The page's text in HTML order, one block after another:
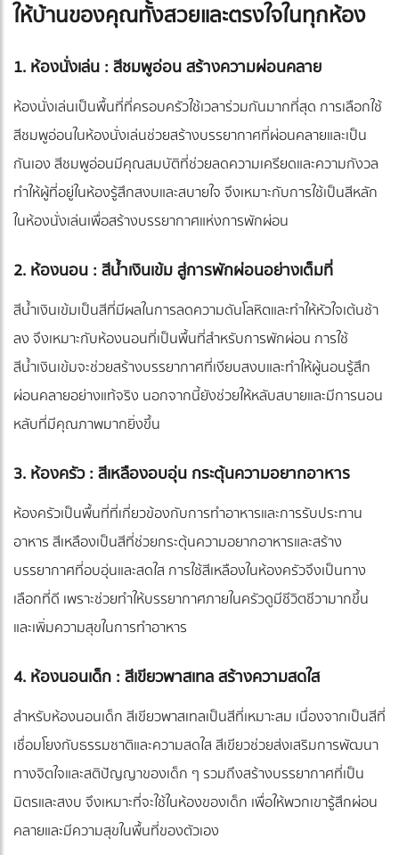
ให้บ้านของคุณทั้งสวยและตรงใจในทุกห้อง
1. ห้องนั่งเล่น : สีชมพูอ่อน สร้างความผ่อนคลาย
ห้องนั่งเล่นเป็นพื้นที่ที่ครอบครัวใช้เวลาร่วมกันมากที่สุด การเลือกใช้
สีชมพูอ่อนในห้องนั่งเล่นช่วยสร้างบรรยากาศที่ผ่อนคลายและเป็น
กันเอง สีชมพูอ่อนมีคุณสมบัติที่ช่วยลดความเครียดและความกังวล
ทำให้ผู้ที่อยู่ในห้องรู้สึกสงบและสบายใจ จึงเหมาะกับการใช้เป็นสีหลัก
ในห้องนั่งเล่นเพื่อสร้างบรรยากาศแห่งการพักผ่อน
2. ห้องนอน : สีน้ำเงินเข้ม สู่การพักผ่อนอย่างเต็มที่
สีน้ำเงินเข้มเป็นสีที่มีผลในการลดความดันโลหิตและทำให้หัวใจเต้นช้า
ลง จึงเหมาะกับห้องนอนที่เป็นพื้นที่สำหรับการพักผ่อน การใช้
สีน้ำเงินเข้มจะช่วยสร้างบรรยากาศที่เงียบสงบและทำให้ผู้นอนรู้สึก
ผ่อนคลายอย่างแท้จริง นอกจากนี้ยังช่วยให้หลับสบายและมีการนอน
หลับที่มีคุณภาพมากยิ่งขึ้น
3. ห้องครัว : สีเหลืองอบอุ่น กระตุ้นความอยากอาหาร
ห้องครัวเป็นพื้นที่ที่เกี่ยวข้องกับการทำอาหารและการรับประทาน
อาหาร สีเหลืองเป็นสีที่ช่วยกระตุ้นความอยากอาหารและสร้าง
บรรยากาศที่อบอุ่นและสดใส การใช้สีเหลืองในห้องครัวจึงเป็นทาง
เลือกที่ดี เพราะช่วยทำให้บรรยากาศภายในครัวดูมีชีวิตชีวามากขึ้น
และเพิ่มความสุขในการทำอาหาร
4. ห้องนอนเด็ก : สีเขียวพาสเทล สร้างความสดใส
สำหรับห้องนอนเด็ก สีเขียวพาสเทลเป็นสีที่เหมาะสม เนื่องจากเป็นสีที่
เชื่อมโยงกับธรรมชาติและความสดใส สีเขียวช่วยส่งเสริมการพัฒนา
ทางจิตใจและสติปัญญาของเด็ก ๆ รวมถึงสร้างบรรยากาศที่เป็น
มิตรและสงบ จึงเหมาะที่จะใช้ในห้องของเด็ก เพื่อให้พวกเขารู้สึกผ่อน
คลายและมีความสุขในพื้นที่ของตัวเอง